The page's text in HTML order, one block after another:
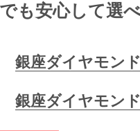
も安心して選べ
銀座ダイヤモン
銀座ダイヤモン